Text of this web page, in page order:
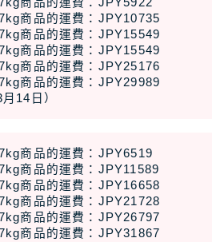
商品的運費：JPY10735
商品的運費：JPY15549
商品的運費：JPY15549
商品的運費：JPY25176
商品的運費：JPY29989
14日）
商品的運費：JPY6519
商品的運費：JPY11589
商品的運費：JPY16658
商品的運費：JPY21728
商品的運費：JPY26797
商品的運費：JPY31867